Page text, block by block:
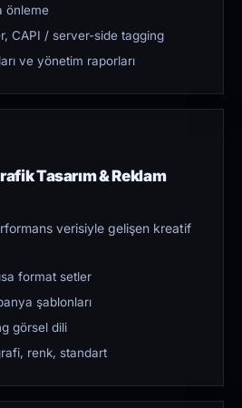
önleme
CAPI / server-side tagging
ve yönetim raporları
Tasarım & Reklam
verisiyle gelişen kreatif
format setler
şablonları
görsel dili
renk, standart